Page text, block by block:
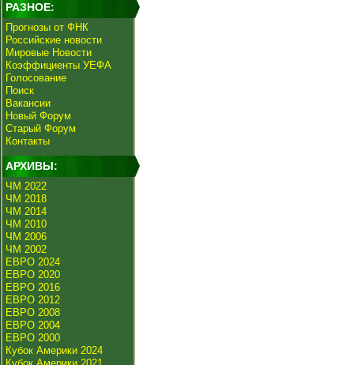
РАЗНОЕ:
Прогнозы от ФНК
Российские новости
Мировые Новости
Коэффициенты УЕФА
Голосование
Поиск
Вакансии
Новый Форум
Старый Форум
Контакты
АРХИВЫ:
ЧМ 2022
ЧМ 2018
ЧМ 2014
ЧМ 2010
ЧМ 2006
ЧМ 2002
ЕВРО 2024
ЕВРО 2020
ЕВРО 2016
ЕВРО 2012
ЕВРО 2008
ЕВРО 2004
ЕВРО 2000
Кубок Америки 2024